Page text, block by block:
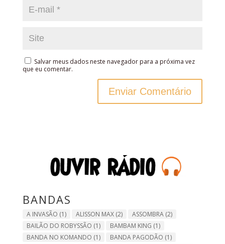
Salvar meus dados neste navegador para a próxima vez
que eu comentar.
BANDAS
A INVASÃO (1) ALISSON MAX(2) ASSOMBRA(2)
BAILÃO DO ROBYSSÃO (1) BAMBAM KING (1)
BANDA NO KOMANDO (1) BANDA PAGODÃO (1)